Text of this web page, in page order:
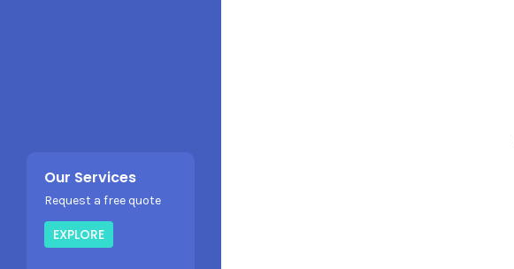
Our Services
Request a free quote
EXPLORE